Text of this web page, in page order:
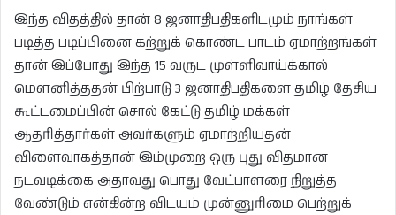
இந்த விதத்தில் தான் 8 ஜனாதிபதிகளிடமும் நாங்கள்
படித்த படிப்பினை கற்றுக் கொண்ட பாடம் ஏமாற்றங்கள்
தான் இப்போது இந்த 15 வருட முள்ளிவாய்க்கால்
மௌனித்ததன் பிற்பாடு 3 ஜனாதிபதிகளை தமிழ் தேசிய
கூட்டமைப்பின் சொல் கேட்டு தமிழ் மக்கள்
ஆதரித்தார்கள் அவர்களும் ஏமாற்றியதன்
விளைவாகத்தான் இம்முறை ஒரு புது விதமான
நடவடிக்கை அதாவது பொது வேட்பாளரை நிறுத்த
வேண்டும் என்கின்ற விடயம் முன்னுரிமை பெற்றுக்